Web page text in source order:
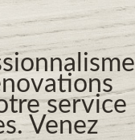
service
Venez